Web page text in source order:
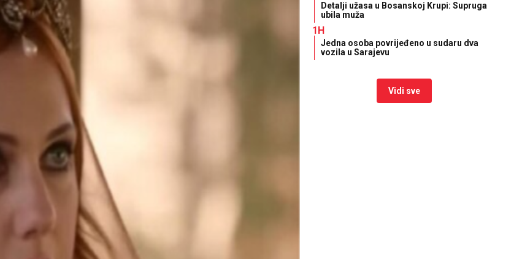
Detalji užasa u Bosanskoj Krupi: Supruga
ubila muža
1H
Јedna osoba povrijeđeno u sudaru dva
vozila u Sarajevu
Vidi sve